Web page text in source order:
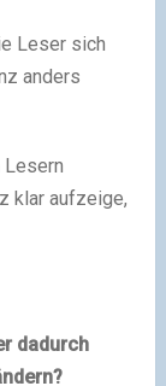
Leser sich
anders
Lesern
klar aufzeige,
dadurch